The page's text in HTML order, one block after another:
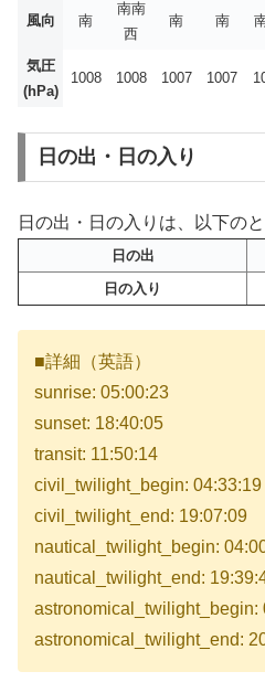
風向 南
南南
西
南 南
気圧
(hPa)
1008 1008 1007 1007
日の出・日の入り
日の出・日の入りは、以下のと
日の出
日の入り
■詳細（英語）
sunrise: 05:00:23
sunset: 18:40:05
transit: 11:50:14
civil_twilight_begin: 04:33:19
civil_twilight_end: 19:07:09
nautical_twilight_begin:
nautical_twilight_end:
astronomical_twilight_begin:
astronomical_twilight_end: